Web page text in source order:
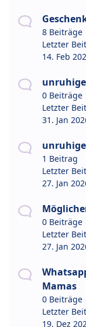
8 Beiträge
Letzter
14. Feb
0 Beiträge
Letzter
31. Jan
1 Beitrag
Letzter
27. Jan
0 Beiträge
Letzter
27. Jan
Mamas
0 Beiträge
Letzter
19. Dez